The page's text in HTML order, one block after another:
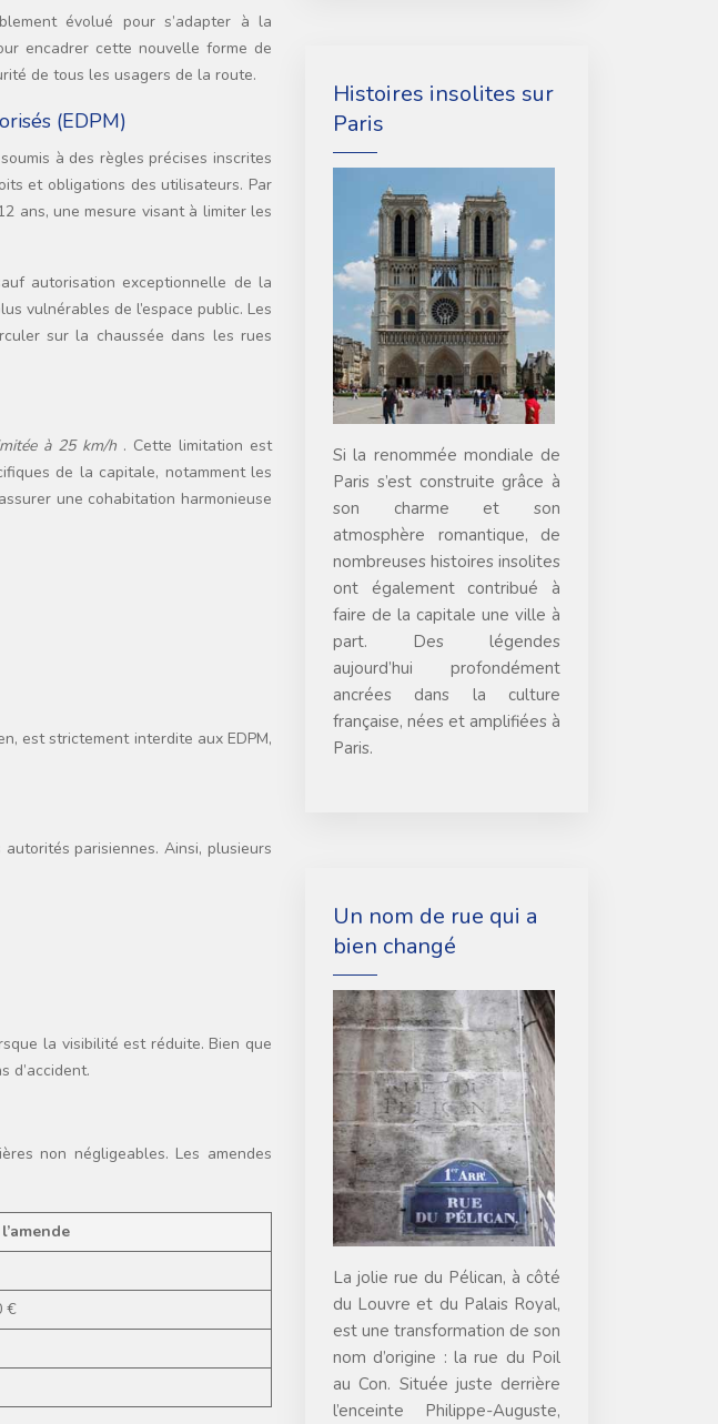
évolué pour s’adapter à la
encadrer cette nouvelle forme de
de tous les usagers de la route.
(EDPM)
à des règles précises inscrites
et obligations des utilisateurs. Par
ans, une mesure visant à limiter les
autorisation exceptionnelle de la
vulnérables de l’espace public. Les
sur la chaussée dans les rues
à 25 km/h . Cette limitation est
de la capitale, notamment les
une cohabitation harmonieuse
est strictement interdite aux EDPM,
parisiennes. Ainsi, plusieurs
la visibilité est réduite. Bien que
d’accident.
non négligeables. Les amendes
€
Histoires insolites sur
Paris
Si la renommée mondiale de
Paris s’est construite grâce à
son charme et son
atmosphère romantique, de
nombreuses histoires insolites
ont également contribué à
faire de la capitale une ville à
part. Des légendes
aujourd’hui profondément
ancrées dans la culture
française, nées et amplifiées à
Paris.
Un nom de rue qui a
bien changé
La jolie rue du Pélican, à côté
du Louvre et du Palais Royal,
est une transformation de son
nom d’origine : la rue du Poil
au Con. Située juste derrière
l’enceinte Philippe-Auguste,